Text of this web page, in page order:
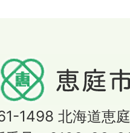
1498 北海道恵